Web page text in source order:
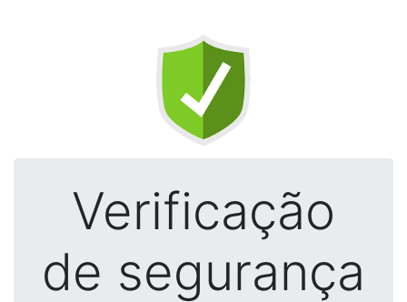
Verificação
de segurança